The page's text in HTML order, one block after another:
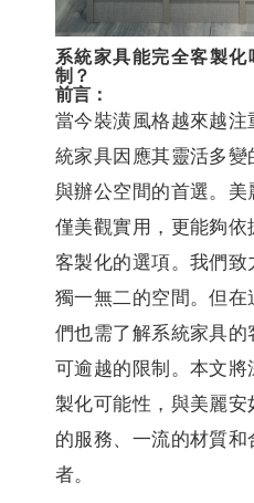
系統家具能完全客製
制？
前言：
當今裝潢風格越來越
統家具因應其靈活多
與辦公空間的首選。
僅美觀實用，更能夠
客製化的選項。我們
獨一無二的空間。但
們也需了解系統家具
可逾越的限制。本文
製化可能性，與美麗
的服務、一流的材質
者。